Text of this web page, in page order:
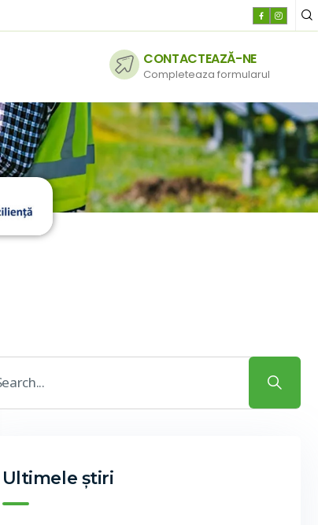
CONTACTEAZĂ-NE
Completeaza formularul
Ultimele știri